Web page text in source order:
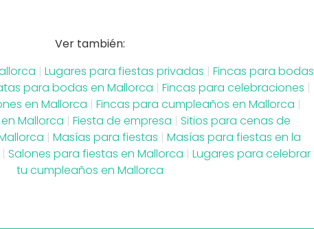
Ver también:
| Lugares para fiestas privadas | Fincas para bodas
para bodas en Mallorca | Fincas para celebraciones |
en Mallorca | Fincas para cumpleaños en Mallorca |
Mallorca | Fiesta de empresa | Sitios para cenas de
| Masías para fiestas | Masías para fiestas en la
| Salones para fiestas en Mallorca | Lugares para celebrar
tu cumpleaños en Mallorca